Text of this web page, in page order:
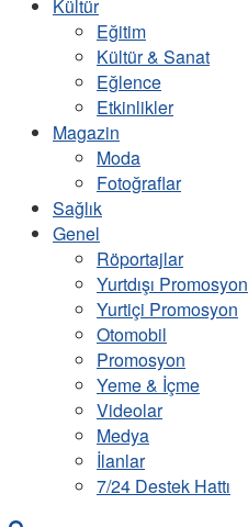
Kültür
Eğitim
Kültür & Sanat
Eğlence
Etkinlikler
Magazin
Moda
Fotoğraflar
Sağlık
Genel
Röportajlar
Yurtdışı Promosyon
Yurtiçi Promosyon
Otomobil
Promosyon
Yeme & İçme
Videolar
Medya
İlanlar
7/24 Destek Hattı